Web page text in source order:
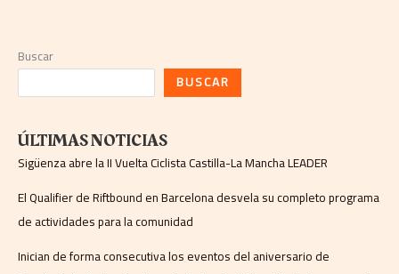
Buscar
BUSCAR
ÚLTIMAS NOTICIAS
Sigüenza abre la II Vuelta Ciclista Castilla-La Mancha LEADER
El Qualifier de Riftbound en Barcelona desvela su completo programa
de actividades para la comunidad
Inician de forma consecutiva los eventos del aniversario de